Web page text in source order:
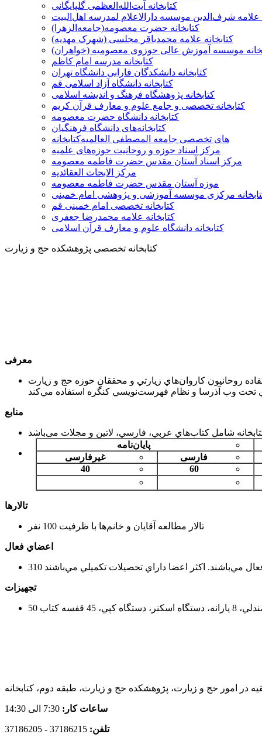
کتابخانه آیت‌الله‌العظمی گلپايگانی
علامه شرف‌الدین موسسه دارالاعلام لمدرسه اهل‌البیت
کتابخانه حضرت معصومه(جامعه‌الزهرا)
کتابخانه علامه محمدباقر مجلسی (شهرک مهدیه)
موسسه آموزش عالی حوزوی معصومیه (خواهران)
کتابخانه مدرسه امام کاظم
کتابخانه دانشکدگان فارابی دانشگاه تهران
کتابخانه دانشگاه آزاد اسلامی قم
کتابخانه پژوهشگاه فرهنگ و اندیشه اسلامی
کتابخانه تخصصی و جامع علوم و معارف قرآن کریم
کتابخانه دانشگاه حضرت معصومه
کتابخانه‌های دانشگاه فرهنگیان
کتابخانه‌‎های تخصصی جامعه المصطفی العالمیه
مرکز اسناد حوزه و روحانیت حوزه‌های علمیه
مرکز اسناد آستان مقدس حضرت فاطمه معصومه
مرکز الابحاث العقائدیه
موزه آستان مقدس حضرت فاطمه معصومه
مرکزی موسسه آموزشی و پژوهشی امام خمینی
کتابخانه تخصصی امام خمینی قم
کتابخانه علامه محمدرضا جعفری
کتابخانه دانشگاه علوم و معارف قرآن اسلامی
کتابخانه تخصصی پژوهشکده حج و زیارت
معرفی
از تاسيس آن، استفاده روحانيون کاروان‌هاي زيارتي و محققانِ حوزه حج و زيارت
منابع
پایان‌نامه
فارسی
غیرفارسی
60
40
تالارها
تالار مطالعه آقايان و خانم‌ها با ظرفيت 100 نفر
اعضاي فعال
تجهيزات
در امور حج و زيارت، پژوهشکده حج و زيارت، طبقه دوم، کتابخانه
ساعات کار:
تلفن: